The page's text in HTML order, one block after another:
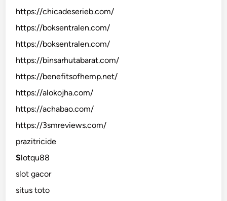
https://chicadeserieb.com/
https://boksentralen.com/
https://boksentralen.com/
https://binsarhutabarat.com/
https://benefitsofhemp.net/
https://alokojha.com/
https://achabao.com/
https://3smreviews.com/
prazitricide
Slotqu88
slot gacor
situs toto